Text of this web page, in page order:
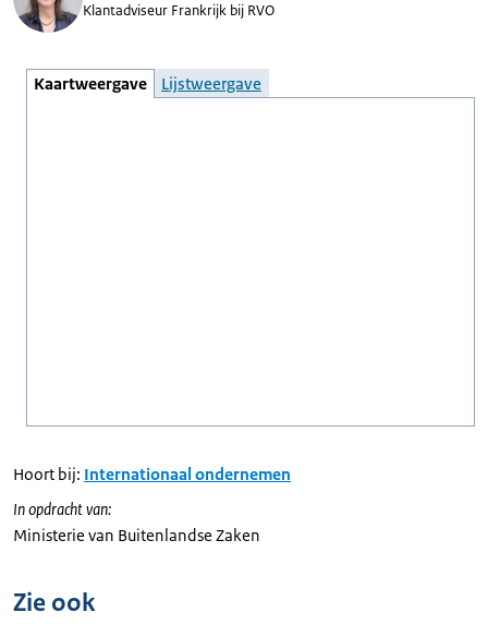
Klantadviseur Frankrijk bij RVO
Kaartweergave Lijstweergave
Hoort bij: Internationaal ondernemen
In opdracht van:
Ministerie van Buitenlandse Zaken
Zie ook